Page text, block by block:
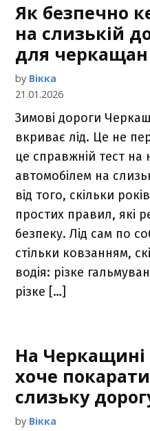
Як безпечно
на слизькій
для черкащан
by Вікка
21.01.2026
Зимові дороги
вкриває лід. Це не
це справжній тест
автомобілем на
від того, скільки
простих правил, які
безпеку. Лід сам по
стільки ковзанням,
водія: різке
різке […]
На Черкащині
хоче
слизьку
by Вікка